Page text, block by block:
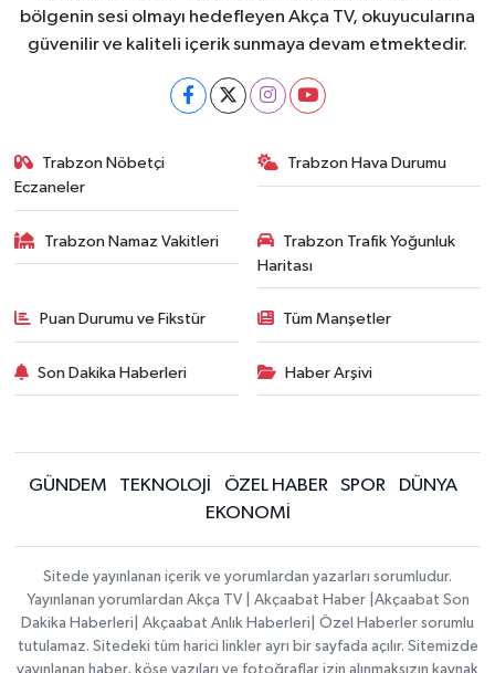
bölgenin sesi olmayı hedefleyen Akça TV, okuyucularına
güvenilir ve kaliteli içerik sunmaya devam etmektedir.
Trabzon Nöbetçi
Eczaneler
Trabzon Hava Durumu
Trabzon Namaz Vakitleri
Trabzon Trafik Yoğunluk
Haritası
Puan Durumu ve Fikstür Tüm Manşetler
Son Dakika Haberleri Haber Arşivi
GÜNDEM TEKNOLOJİ ÖZEL HABER SPOR
DÜNYA
EKONOMİ
Sitede yayınlanan içerik ve yorumlardan yazarları sorumludur.
Yayınlanan yorumlardan Akça TV | Akçaabat Haber |Akçaabat Son
Dakika Haberleri| Akçaabat Anlık Haberleri| Özel Haberler sorumlu
tutulamaz. Sitedeki tüm harici linkler ayrı bir sayfada açılır. Sitemizde
yayınlanan haber, köşe yazıları ve fotoğraflar izin alınmaksızın kaynak